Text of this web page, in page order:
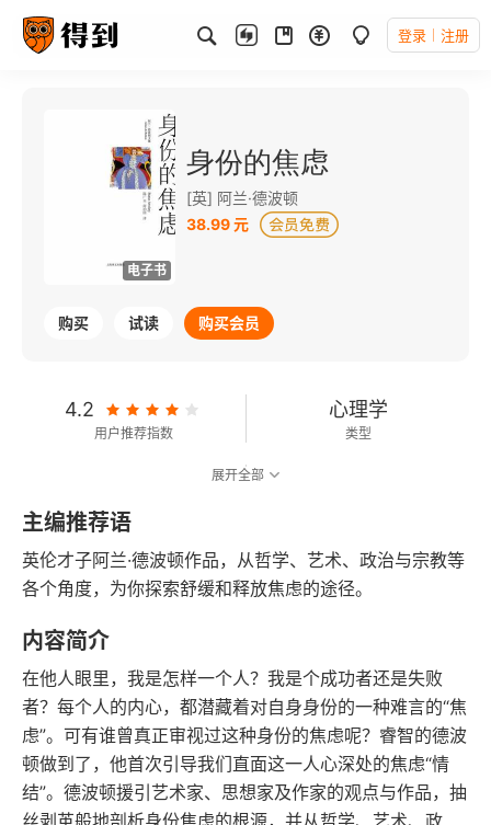
登录 注册
电子书
身份的焦虑
[英] 阿兰·德波顿
38.99 元
购买 试读 购买会员
4.2
用户推荐指数
心理学
类型
122千字
字数
2009-04-01
发行日期
展开全部
主编推荐语
英伦才子阿兰·德波顿作品，从哲学、艺术、政治与宗教等
各个角度，为你探索舒缓和释放焦虑的途径。
内容简介
在他人眼里，我是怎样一个人？我是个成功者还是失败
者？每个人的内心，都潜藏着对自身身份的一种难言的“焦
虑”。可有谁曾真正审视过这种身份的焦虑呢？睿智的德波
顿做到了，他首次引导我们直面这一人心深处的焦虑“情
结”。德波顿援引艺术家、思想家及作家的观点与作品，抽
丝剥茧般地剖析身份焦虑的根源，并从哲学、艺术、政